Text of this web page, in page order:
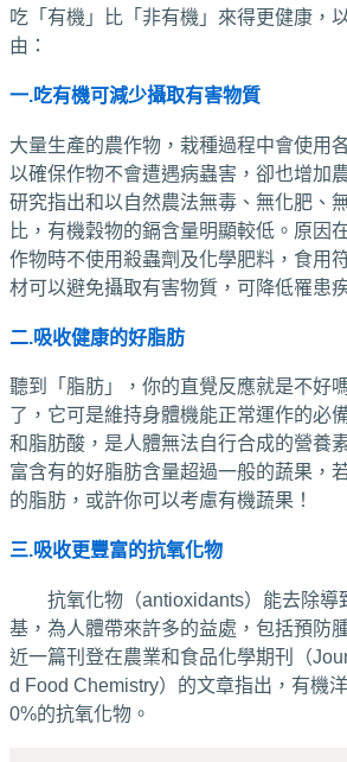
吃「有機」比「非有機」來得更健康，
由：
一.吃有機可減少攝取有害物質
大量生產的農作物，栽種過程中會使用
以確保作物不會遭遇病蟲害，卻也增加
研究指出和以自然農法無毒、無化肥、
比，有機穀物的鎘含量明顯較低。原因
作物時不使用殺蟲劑及化學肥料，食用
材可以避免攝取有害物質，可降低罹患
二.吸收健康的好脂肪
聽到「脂肪」，你的直覺反應就是不好
了，它可是維持身體機能正常運作的必
和脂肪酸，是人體無法自行合成的營養
富含有的好脂肪含量超過一般的蔬果，
的脂肪，或許你可以考慮有機蔬果！
三.吸收更豐富的抗氧化物
抗氧化物（antioxidants）能去除導
基，為人體帶來許多的益處，包括預防
近一篇刊登在農業和食品化學期刊（
d Food Chemistry）的文章指出，有機
0%的抗氧化物。